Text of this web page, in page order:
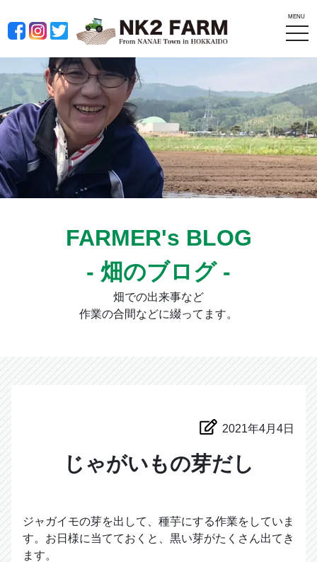
MENU
FARMER's BLOG
- 畑のブログ -
畑での出来事など
作業の合間などに綴ってます。
2021年4月4日
じゃがいもの芽だし
ジャガイモの芽を出して、種芋にする作業をしていま
す。お日様に当てておくと、黒い芽がたくさん出てき
ます。